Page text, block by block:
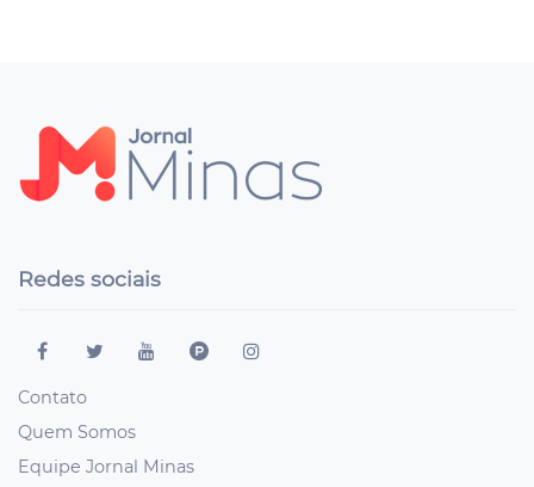
Redes sociais
Contato
Quem Somos
Equipe Jornal Minas